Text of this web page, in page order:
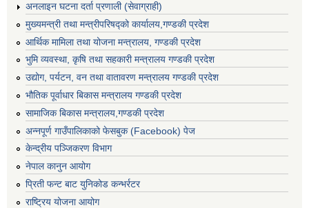
अनलाइन घटना दर्ता प्रणाली (सेवाग्राही)
मुख्यमन्त्री तथा मन्त्रीपरिषद्को कार्यालय,गण्डकी प्रदेश
आर्थिक मामिला तथा योजना मन्त्रालय, गण्डकी प्रदेश
भुमि व्यवस्था, कृषि तथा सहकारी मन्त्रालय गण्डकी प्रदेश
उद्योग, पर्यटन, वन तथा वातावरण मन्त्रालय गण्डकी प्रदेश
भौतिक पूर्वाधार बिकास मन्त्रालय गण्डकी प्रदेश
सामाजिक बिकास मन्त्रालय,गण्डकी प्रदेश
अन्नपूर्ण गाउँपालिकाको फेसबुक (Facebook) पेज
केन्द्रीय पञ्जिकरण विभाग
नेपाल कानुन आयोग
प्रिती फन्ट बाट युनिकोड कन्भर्रटर
राष्ट्रिय योजना आयोग